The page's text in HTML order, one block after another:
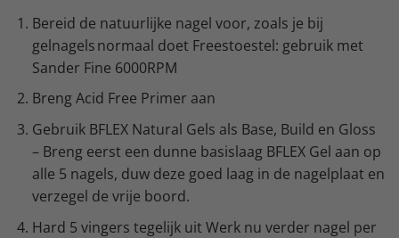
Bereid de natuurlijke nagel voor, zoals je bij
gelnagels normaal doet Freestoestel: gebruik met
Sander Fine 6000RPM
Breng Acid Free Primer aan
Gebruik BFLEX Natural Gels als Base, Build en Gloss
– Breng eerst een dunne basislaag BFLEX Gel aan op
alle 5 nagels, duw deze goed laag in de nagelplaat en
verzegel de vrije boord.
Hard 5 vingers tegelijk uit Werk nu verder nagel per